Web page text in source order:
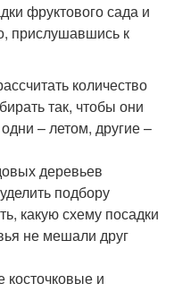
фруктового сада и
прислушавшись к
количество
так, чтобы они
– летом, другие –
деревьев
подбору
какую схему посадки
не мешали друг
и